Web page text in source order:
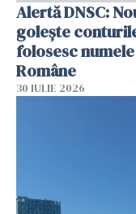
Alertă DNSC:
golește
folosesc
Române
30 IULIE 2026